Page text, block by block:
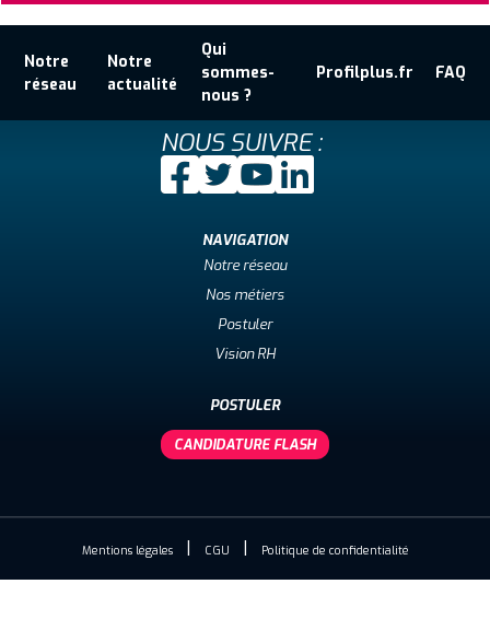
Notre
réseau
Notre
actualité
Qui
sommes-
nous ?
Profilplus.fr FAQ
NAVIGATION
Notre réseau
Nos métiers
Postuler
Vision RH
POSTULER
CANDIDATURE FLASH
NOUS SUIVRE :
Mentions légales CGU Politique de confidentialité